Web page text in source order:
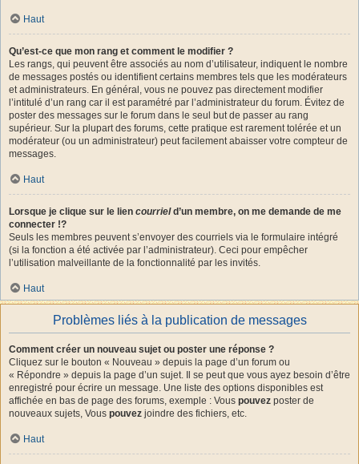
Haut
Qu’est-ce que mon rang et comment le modifier ?
Les rangs, qui peuvent être associés au nom d’utilisateur, indiquent le nombre
de messages postés ou identifient certains membres tels que les modérateurs
et administrateurs. En général, vous ne pouvez pas directement modifier
l’intitulé d’un rang car il est paramétré par l’administrateur du forum. Évitez de
poster des messages sur le forum dans le seul but de passer au rang
supérieur. Sur la plupart des forums, cette pratique est rarement tolérée et un
modérateur (ou un administrateur) peut facilement abaisser votre compteur de
messages.
Haut
Lorsque je clique sur le lien courrield’un membre, on me demande de me
connecter !?
Seuls les membres peuvent s’envoyer des courriels via le formulaire intégré
(si la fonction a été activée par l’administrateur). Ceci pour empêcher
l’utilisation malveillante de la fonctionnalité par les invités.
Haut
Problèmes liés à la publication de messages
Comment créer un nouveau sujet ou poster une réponse ?
Cliquez sur le bouton « Nouveau » depuis la page d’un forum ou
« Répondre » depuis la page d’un sujet. Il se peut que vous ayez besoin d’être
enregistré pour écrire un message. Une liste des options disponibles est
affichée en bas de page des forums, exemple : Vous pouvez poster de
nouveaux sujets, Vous pouvez joindre des fichiers, etc.
Haut